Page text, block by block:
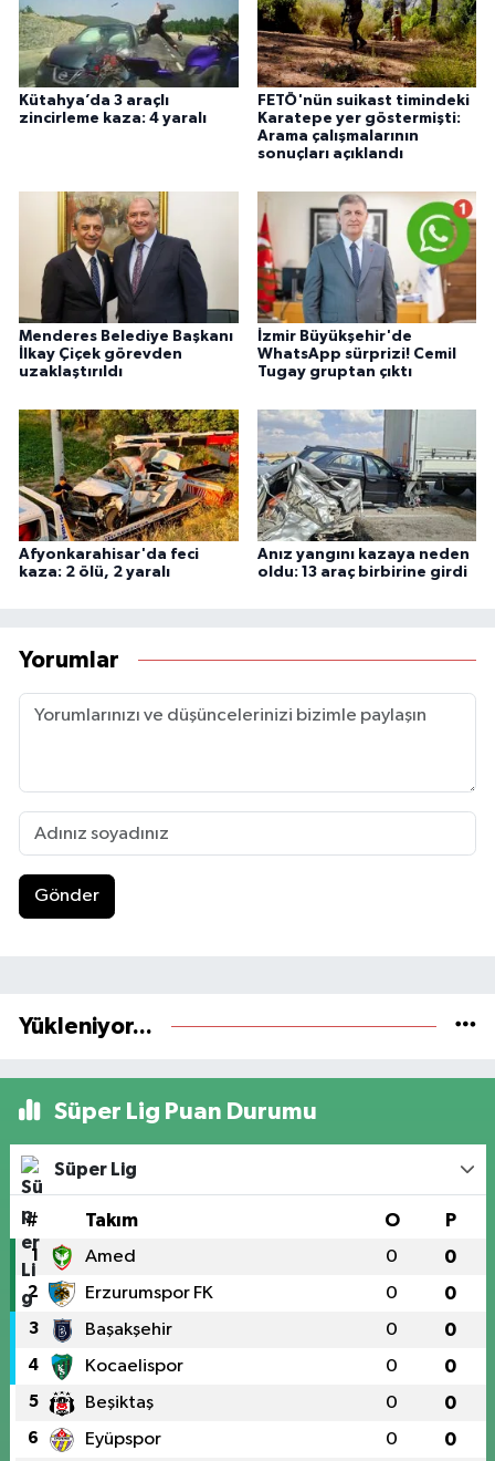
Kütahya’da 3 araçlı
zincirleme kaza: 4 yaralı
FETÖ'nün suikast timindeki
Karatepe yer göstermişti:
Arama çalışmalarının
sonuçları açıklandı
Menderes Belediye Başkanı
İlkay Çiçek görevden
uzaklaştırıldı
İzmir Büyükşehir'de
WhatsApp sürprizi! Cemil
Tugay gruptan çıktı
Afyonkarahisar'da feci
kaza: 2 ölü, 2 yaralı
Anız yangını kazaya neden
oldu: 13 araç birbirine girdi
Yorumlar
Gönder
Yükleniyor...
Süper Lig Puan Durumu
Süper Lig
# Takım O P
1 Amed 0 0
2 Erzurumspor FK 0 0
3 Başakşehir 0 0
4 Kocaelispor 0 0
5 Beşiktaş 0 0
6 Eyüpspor 0 0